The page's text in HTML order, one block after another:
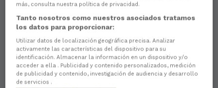
There are no reactions yet. Be the first!
más, consulta nuestra política de privacidad.
Tanto nosotros como nuestros asociados tratamos
los datos para proporcionar:
Utilizar datos de localización geográfica precisa. Analizar
activamente las características del dispositivo para su
identificación. Almacenar la información en un dispositivo y/o
acceder a ella . Publicidad y contenido personalizados, medición
de publicidad y contenido, investigación de audiencia y desarrollo
de servicios .